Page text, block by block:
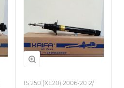
IS 250 (XE20) 2006-2012/